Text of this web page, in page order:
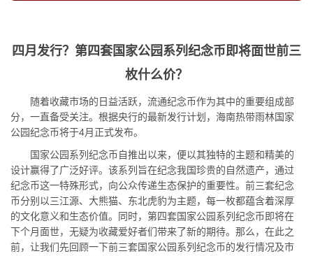
四月发行？第四套国家公园系列纪念币即将面世前三
枚什么价？
随着收藏市场的日益活跃，流通纪念币作为其中的重要组成部
分，一直备受关注。根据央行的最新发行计划，海南热带雨林国家
公园纪念币将于4月正式发布。
国家公园系列纪念币自推出以来，便以其独特的主题和精美的
设计赢得了广泛好评。该系列旨在纪念我国珍贵的自然遗产，通过
纪念币这一特殊形式，向公众传递生态保护的重要性。前三套纪念
币分别以三江源、大熊猫、东北虎豹为主题，每一枚都蕴含着深厚
的文化意义和生态价值。同时，第四套国家公园系列纪念币即将在
下个月面世，无疑为收藏爱好者们带来了新的期待。那么，在此之
前，让我们先回顾一下前三套国家公园系列纪念币的发行情况及市